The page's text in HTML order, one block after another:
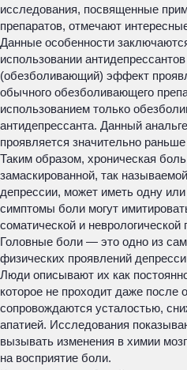
исследования, посвященные
препаратов, отмечают
Данные особенности
использовании
(обезболивающий) эффект
обычного обезболивающего
использованием только
антидепрессанта. Данный
проявляется значительно
Таким образом, хроническая
замаскированной, так
депрессии, может иметь одну
симптомы боли могут
соматической и неврологической
Головные боли — это одно из
физических проявлений
Люди описывают их как
которое не проходит даже после
сопровождаются усталостью,
апатией. Исследования
вызывать изменения в химии
на восприятие боли.